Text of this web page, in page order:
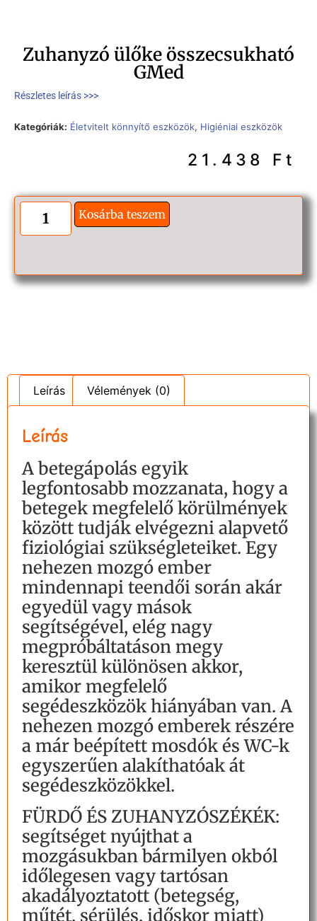
Zuhanyzó ülőke összecsukható
GMed
Részletes leírás >>>
Kategóriák: Életvitelt könnyítő eszközök, Higiéniai eszközök
21.438 Ft
Kosárba teszem
Leírás Vélemények (0)
Leírás
A betegápolás egyik
legfontosabb mozzanata, hogy a
betegek megfelelő körülmények
között tudják elvégezni alapvető
fiziológiai szükségleteiket. Egy
nehezen mozgó ember
mindennapi teendői során akár
egyedül vagy mások
segítségével, elég nagy
megpróbáltatáson megy
keresztül különösen akkor,
amikor megfelelő
segédeszközök hiányában van. A
nehezen mozgó emberek részére
a már beépített mosdók és WC-k
egyszerűen alakíthatóak át
segédeszközökkel.
FÜRDŐ ÉS ZUHANYZÓSZÉKÉK:
segítséget nyújthat a
mozgásukban bármilyen okból
időlegesen vagy tartósan
akadályoztatott (betegség,
műtét, sérülés, időskor miatt)